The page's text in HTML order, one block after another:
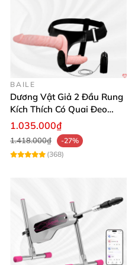
BAILE
Dương Vật Giả 2 Đầu Rung
Kích Thích Có Quai Đeo
Baile Trap-On
1.035.000₫
1.418.000₫
-27%
(368)